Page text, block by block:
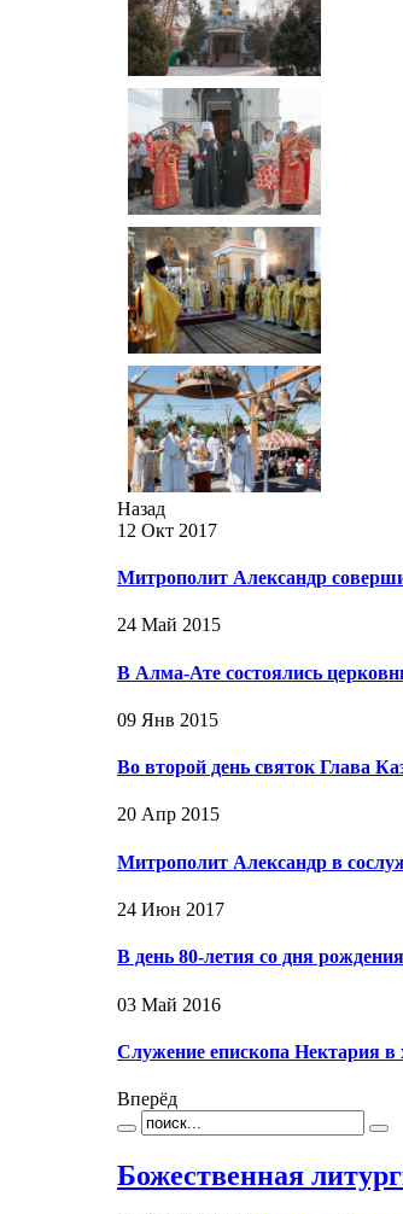
Назад
12 Окт 2017
Митрополит Александр
24 Май 2015
В Алма-Ате состоялись
09 Янв 2015
Во второй день святок Глава
20 Апр 2015
Митрополит Александр в
24 Июн 2017
В день 80-летия со дня
03 Май 2016
Служение епископа Нектария в
Вперёд
Божественная